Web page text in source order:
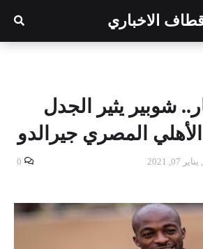
الاخباري
شوبير يثير الجدل
المصري جيرالدو
2021
0